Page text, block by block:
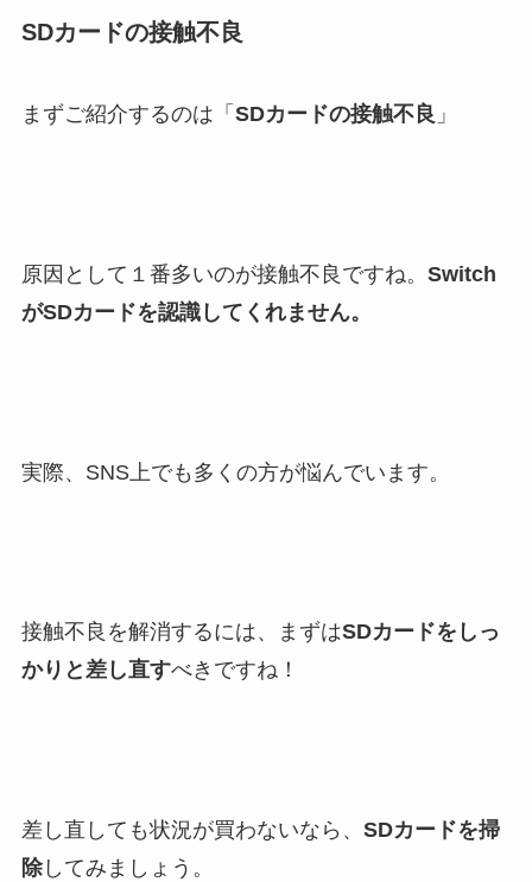
SDカードの接触不良
まずご紹介するのは「 SDカードの接触不良 」
原因として１番多いのが接触不良ですね。 Switch
がSDカードを認識してくれません。
実際、SNS上でも多くの方が悩んでいます。
接触不良を解消するには、まずはSDカードをしっ
かりと差し直すべきですね！
差し直しても状況が買わないなら、 SDカードを掃
除してみましょう。